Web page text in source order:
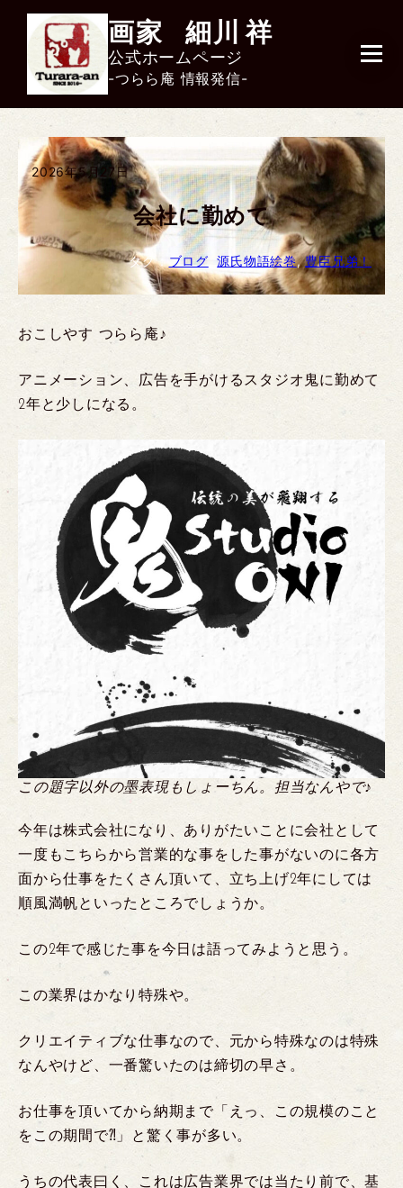
画家 細川 祥
公式ホームページ
-つらら庵 情報発信-
2026年5月27日
会社に勤めて
タグ：ブログ , 源氏物語絵巻, 豊臣兄弟！
おこしやす つらら庵♪
アニメーション、広告を手がけるスタジオ鬼に勤めて
2年と少しになる。
この題字以外の墨表現もしょーちん。担当なんやで♪
今年は株式会社になり、ありがたいことに会社として
一度もこちらから営業的な事をした事がないのに各方
面から仕事をたくさん頂いて、立ち上げ2年にしては
順風満帆といったところでしょうか。
この2年で感じた事を今日は語ってみようと思う。
この業界はかなり特殊や。
クリエイティブな仕事なので、元から特殊なのは特殊
なんやけど、一番驚いたのは締切の早さ。
お仕事を頂いてから納期まで「えっ、この規模のこと
をこの期間で⁈」と驚く事が多い。
うちの代表曰く、これは広告業界では当たり前で、基